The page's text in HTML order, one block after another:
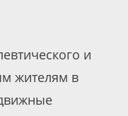
и
жителям в